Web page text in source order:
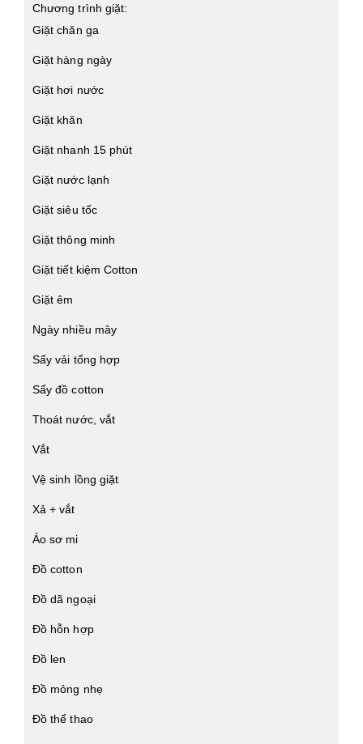
Chương trình giặt:
Giặt chăn ga
Giặt hàng ngày
Giặt hơi nước
Giặt khăn
Giặt nhanh 15 phút
Giặt nước lạnh
Giặt siêu tốc
Giặt thông minh
Giặt tiết kiệm Cotton
Giặt êm
Ngày nhiều mây
Sấy vải tổng hợp
Sấy đồ cotton
Thoát nước, vắt
Vắt
Vệ sinh lồng giặt
Xả + vắt
Áo sơ mi
Đồ cotton
Đồ dã ngoại
Đồ hỗn hợp
Đồ len
Đồ mỏng nhẹ
Đồ thể thao